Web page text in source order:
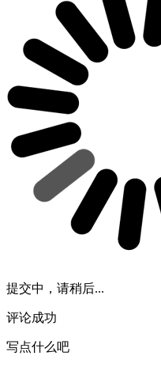
提交中，请稍后...
评论成功
写点什么吧